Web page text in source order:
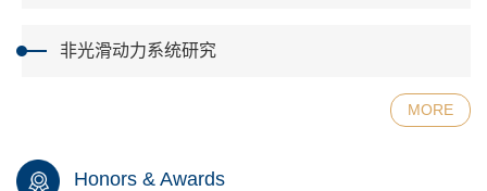
非光滑动力系统研究
MORE
Honors & Awards